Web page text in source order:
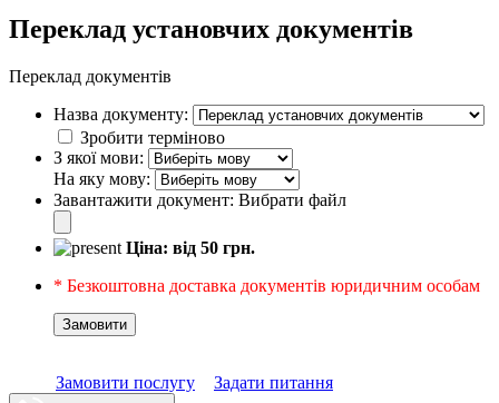
Переклад установчих документів
Переклад документів
Назва документу:
Зробити терміново
З якої мови:
На яку мову:
Завантажити документ: Вибрати файл
Ціна: від 50 грн.
* Безкоштовна доставка документів юридичним особам
Замовити
Замовити послугу Задати питання